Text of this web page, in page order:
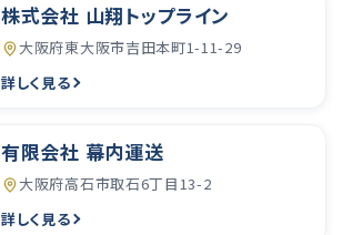
株式会社 山翔トップライン
大阪府東大阪市吉田本町1-11-29
詳しく見る
有限会社 幕内運送
大阪府高石市取石6丁目13-2
詳しく見る